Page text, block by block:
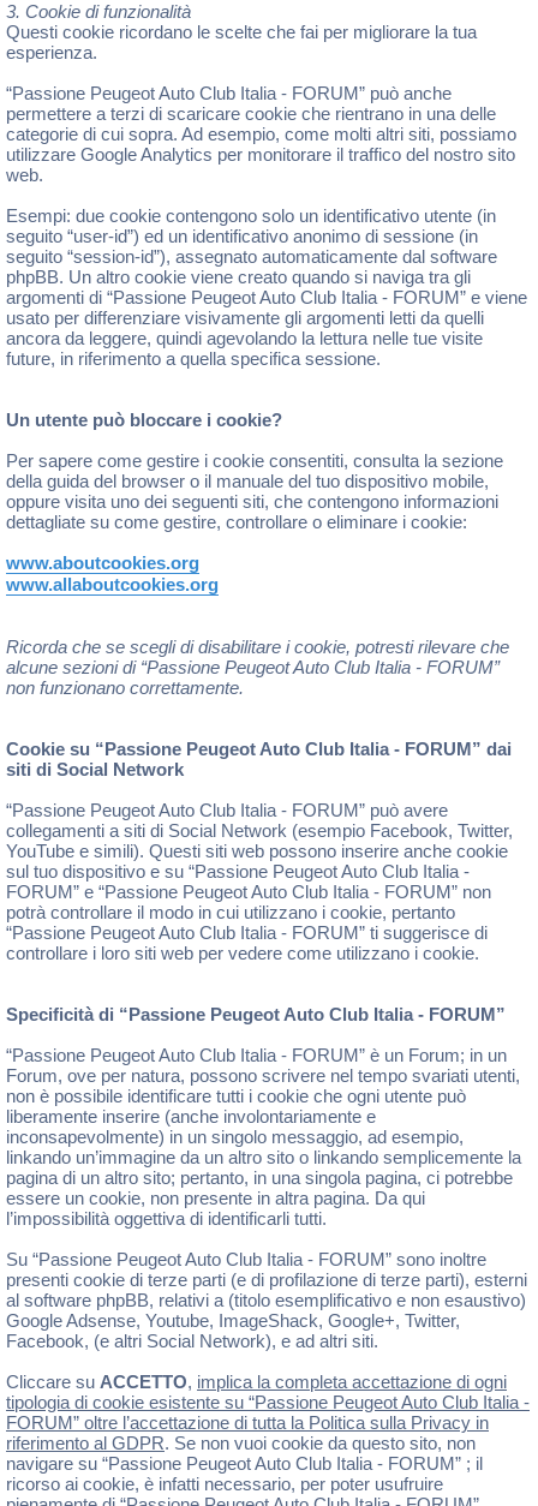
3. Cookie di funzionalità
Questi cookie ricordano le scelte che fai per migliorare la tua
esperienza.
“Passione Peugeot Auto Club Italia - FORUM” può anche
permettere a terzi di scaricare cookie che rientrano in una delle
categorie di cui sopra. Ad esempio, come molti altri siti, possiamo
utilizzare Google Analytics per monitorare il traffico del nostro sito
web.
Esempi: due cookie contengono solo un identificativo utente (in
seguito “user-id”) ed un identificativo anonimo di sessione (in
seguito “session-id”), assegnato automaticamente dal software
phpBB. Un altro cookie viene creato quando si naviga tra gli
argomenti di “Passione Peugeot Auto Club Italia - FORUM” e viene
usato per differenziare visivamente gli argomenti letti da quelli
ancora da leggere, quindi agevolando la lettura nelle tue visite
future, in riferimento a quella specifica sessione.
Un utente può bloccare i cookie?
Per sapere come gestire i cookie consentiti, consulta la sezione
della guida del browser o il manuale del tuo dispositivo mobile,
oppure visita uno dei seguenti siti, che contengono informazioni
dettagliate su come gestire, controllare o eliminare i cookie:
www.aboutcookies.org
www.allaboutcookies.org
Ricorda che se scegli di disabilitare i cookie, potresti rilevare che
alcune sezioni di “Passione Peugeot Auto Club Italia - FORUM”
non funzionano correttamente.
Cookie su “Passione Peugeot Auto Club Italia - FORUM” dai
siti di Social Network
“Passione Peugeot Auto Club Italia - FORUM” può avere
collegamenti a siti di Social Network (esempio Facebook, Twitter,
YouTube e simili). Questi siti web possono inserire anche cookie
sul tuo dispositivo e su “Passione Peugeot Auto Club Italia -
FORUM” e “Passione Peugeot Auto Club Italia - FORUM” non
potrà controllare il modo in cui utilizzano i cookie, pertanto
“Passione Peugeot Auto Club Italia - FORUM” ti suggerisce di
controllare i loro siti web per vedere come utilizzano i cookie.
Specificità di “Passione Peugeot Auto Club Italia - FORUM”
“Passione Peugeot Auto Club Italia - FORUM” è un Forum; in un
Forum, ove per natura, possono scrivere nel tempo svariati utenti,
non è possibile identificare tutti i cookie che ogni utente può
liberamente inserire (anche involontariamente e
inconsapevolmente) in un singolo messaggio, ad esempio,
linkando un’immagine da un altro sito o linkando semplicemente la
pagina di un altro sito; pertanto, in una singola pagina, ci potrebbe
essere un cookie, non presente in altra pagina. Da qui
l’impossibilità oggettiva di identificarli tutti.
Su “Passione Peugeot Auto Club Italia - FORUM” sono inoltre
presenti cookie di terze parti (e di profilazione di terze parti), esterni
al software phpBB, relativi a (titolo esemplificativo e non esaustivo)
Google Adsense, Youtube, ImageShack, Google+, Twitter,
Facebook, (e altri Social Network), e ad altri siti.
Cliccare su ACCETTO, implica la completa accettazione di ogni
tipologia di cookie esistente su “Passione Peugeot Auto Club Italia -
FORUM” oltre l’accettazione di tutta la Politica sulla Privacy in
riferimento al GDPR. Se non vuoi cookie da questo sito, non
navigare su “Passione Peugeot Auto Club Italia - FORUM” ; il
ricorso ai cookie, è infatti necessario, per poter usufruire